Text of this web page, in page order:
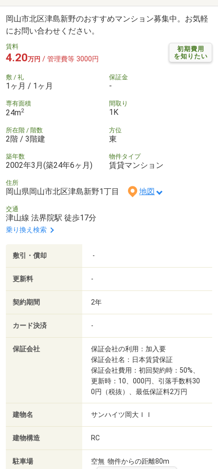
岡山市北区津島新野のおすすめマンション募集中。お気軽
にお問い合わせください。
初期費用
を知りたい
賃料
4.20万円 / 管理費等 3000円
敷 / 礼
1ヶ月 / 1ヶ月
保証金
-
専有面積
24m2
間取り
1K
所在階 / 階数
2階 / 3階建
方位
東
築年数
2002年3月(築24年6ヶ月)
物件タイプ
賃貸マンション
住所
岡山県岡山市北区津島新野1丁目 地図
交通
津山線 法界院駅 徒歩17分
乗り換え検索
敷引・償却 -
更新料 -
契約期間 2年
カード決済 -
保証会社
保証会社の利用：加入要
保証会社名：日本賃貸保証
保証会社費用：初回契約時：50%、
更新時：10、000円、引落手数料30
0円（税抜）、最低保証料2万円
建物名 サンハイツ岡大ＩＩ
建物構造 RC
駐車場 空無 物件からの距離80m